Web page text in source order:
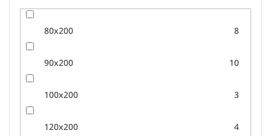
80x200 8
90x200 10
100x200 3
120x200 4